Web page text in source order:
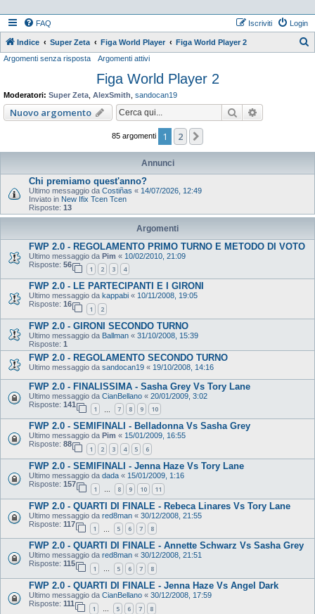
FAQ Login
Iscriviti
Indice Super Zeta Figa World Player Figa World Player 2
Argomenti senza risposta Argomenti attivi
Figa World Player 2
Moderatori: Super Zeta AlexSmith sandocan19
Nuovo argomento Cerca
85 argomenti 1 2
Annunci
Chi premiamo quest'anno?
Ultimo messaggio da Costiñas « 14/07/2026, 12:49
Inviato in New Ifix Tcen Tcen
Risposte: 13
Argomenti
FWP 2.0 - REGOLAMENTO PRIMO TURNO E METODO DI VOTO
Ultimo messaggio da Pim « 10/02/2010, 21:09
Risposte: 56
1 2 3 4
FWP 2.0 - LE PARTECIPANTI E I GIRONI
Ultimo messaggio da kappabi « 10/11/2008, 19:05
Risposte: 16
1 2
FWP 2.0 - GIRONI SECONDO TURNO
Ultimo messaggio da Ballman « 31/10/2008, 15:39
Risposte: 1
FWP 2.0 - REGOLAMENTO SECONDO TURNO
Ultimo messaggio da sandocan19 « 19/10/2008, 14:16
FWP 2.0 - FINALISSIMA - Sasha Grey Vs Tory Lane
Ultimo messaggio da CianBellano « 20/01/2009, 3:02
Risposte: 141
1 7 8 9 10
FWP 2.0 - SEMIFINALI - Belladonna Vs Sasha Grey
Ultimo messaggio da Pim « 15/01/2009, 16:55
Risposte: 88
1 2 3 4 5 6
FWP 2.0 - SEMIFINALI - Jenna Haze Vs Tory Lane
Ultimo messaggio da dada « 15/01/2009, 1:16
Risposte: 157
1 … 8 9 10 11
FWP 2.0 - QUARTI DI FINALE - Rebeca Linares Vs Tory Lane
Ultimo messaggio da red8man « 30/12/2008, 21:55
Risposte: 117
1 5 6 7 8
FWP 2.0 - QUARTI DI FINALE - Annette Schwarz Vs Sasha Grey
Ultimo messaggio da red8man « 30/12/2008, 21:51
Risposte: 115
1 … 5 6 7 8
FWP 2.0 - QUARTI DI FINALE - Jenna Haze Vs Angel Dark
Ultimo messaggio da CianBellano « 30/12/2008, 17:59
Risposte: 111
1 … 5 6 7 8